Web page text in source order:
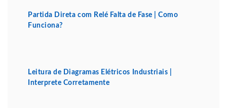
Partida Direta com Relé Falta de Fase | Como
Funciona?
Leitura de Diagramas Elétricos Industriais |
Interprete Corretamente